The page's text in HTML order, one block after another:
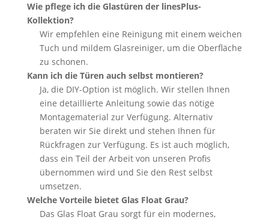
Wie pflege ich die Glastüren der linesPlus-
Kollektion?
Wir empfehlen eine Reinigung mit einem weichen
Tuch und mildem Glasreiniger, um die Oberfläche
zu schonen.
Kann ich die Türen auch selbst montieren?
Ja, die DIY-Option ist möglich. Wir stellen Ihnen
eine detaillierte Anleitung sowie das nötige
Montagematerial zur Verfügung. Alternativ
beraten wir Sie direkt und stehen Ihnen für
Rückfragen zur Verfügung. Es ist auch möglich,
dass ein Teil der Arbeit von unseren Profis
übernommen wird und Sie den Rest selbst
umsetzen.
Welche Vorteile bietet Glas Float Grau?
Das Glas Float Grau sorgt für ein modernes,